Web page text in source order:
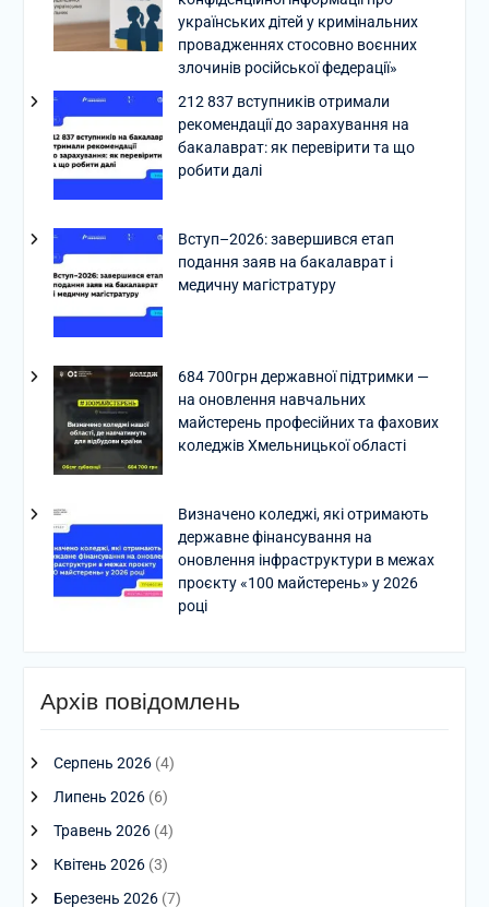
українських дітей у кримінальних
провадженнях стосовно воєнних
злочинів російської федерації»
212 837 вступників отримали
рекомендації до зарахування на
бакалаврат: як перевірити та що
робити далі
Вступ–2026: завершився етап
подання заяв на бакалаврат і
медичну магістратуру
684 700грн державної підтримки —
на оновлення навчальних
майстерень професійних та фахових
коледжів Хмельницької області
Визначено коледжі, які отримають
державне фінансування на
оновлення інфраструктури в межах
проєкту «100 майстерень» у 2026
році
Архів повідомлень
Серпень 2026(4)
Липень 2026(6)
Травень 2026(4)
Квітень 2026(3)
Березень 2026(7)